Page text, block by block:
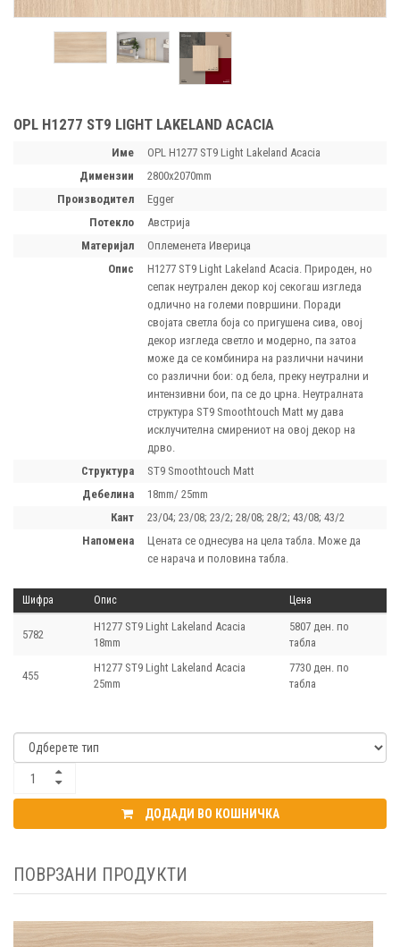
OPL H1277 ST9 LIGHT LAKELAND ACACIA
Име
OPL H1277 ST9 Light Lakeland Acacia
димензии
2800х2070mm
производител
Egger
потекло
Австрија
материјал
Оплеменета Иверица
опис
H1277 ST9 Light Lakeland Acacia. Природен, но
сепак неутрален декор кој секогаш изгледа
одлично на големи површини. Поради
својата светла боја со пригушена сива, овој
декор изгледа светло и модерно, па затоа
може да се комбинира на различни начини
со различни бои: од бела, преку неутрални и
интензивни бои, па се до црна. Неутралната
структура ST9 Smoothtouch Matt му дава
исклучителна смирениот на овој декор на
дрво.
структура
ST9 Smoothtouch Matt
дебелина
18mm/ 25mm
кант
23/04; 23/08; 23/2; 28/08; 28/2; 43/08; 43/2
напомена
Цената се однесува на цела табла. Може да
се нарача и половина табла.
Шифра Опис Цена
5782
H1277 ST9 Light Lakeland Acacia
18mm
5807 ден. по
табла
455
H1277 ST9 Light Lakeland Acacia
25mm
7730 ден. по
табла
ДОДАДИ ВО КОШНИЧКА
ПОВРЗАНИ ПРОДУКТИ